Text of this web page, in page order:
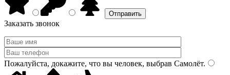
Заказать звонок
Пожалуйста, докажите, что вы человек, выбрав Самолёт.